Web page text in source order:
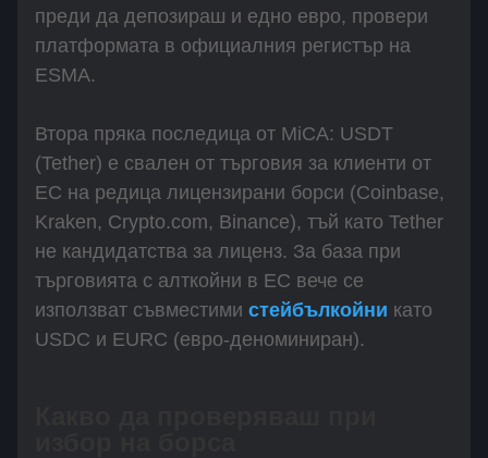
преди да депозираш и едно евро, провери
платформата в официалния регистър на
ESMA.
Втора пряка последица от MiCA: USDT
(Tether) е свален от търговия за клиенти от
ЕС на редица лицензирани борси (Coinbase,
Kraken, Crypto.com, Binance), тъй като Tether
не кандидатства за лиценз. За база при
търговията с алткойни в ЕС вече се
използват съвместими стейбълкойни като
USDC и EURC (евро-деноминиран).